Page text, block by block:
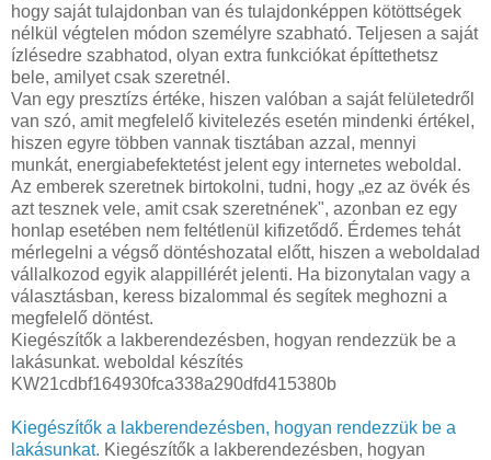
hogy saját tulajdonban van és tulajdonképpen kötöttségek
nélkül végtelen módon személyre szabható. Teljesen a saját
ízlésedre szabhatod, olyan extra funkciókat építtethetsz
bele, amilyet csak szeretnél.
Van egy presztízs értéke, hiszen valóban a saját felületedről
van szó, amit megfelelő kivitelezés esetén mindenki értékel,
hiszen egyre többen vannak tisztában azzal, mennyi
munkát, energiabefektetést jelent egy internetes weboldal.
Az emberek szeretnek birtokolni, tudni, hogy „ez az övék és
azt tesznek vele, amit csak szeretnének", azonban ez egy
honlap esetében nem feltétlenül kifizetődő. Érdemes tehát
mérlegelni a végső döntéshozatal előtt, hiszen a weboldalad
vállalkozod egyik alappillérét jelenti. Ha bizonytalan vagy a
választásban, keress bizalommal és segítek meghozni a
megfelelő döntést.
Kiegészítők a lakberendezésben, hogyan rendezzük be a
lakásunkat. weboldal készítés
KW21cdbf164930fca338a290dfd415380b
Kiegészítők a lakberendezésben, hogyan rendezzük be a
lakásunkat. Kiegészítők a lakberendezésben, hogyan